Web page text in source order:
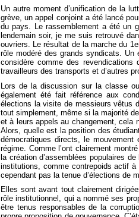
Un autre moment d’unification de la
grève, un appel conjoint a été lancé
du pays. Le rassemblement a été un
lendemain soir, je me suis retrouvé
ouvriers. Le résultat de la marche du
rôle modéré des grands syndicats. Un
considère comme des
travailleurs des transports et d’autres
Lors de la discussion sur la classe
également été fait référence aux
élections la visite de messieurs vêtus
tout simplement, même si la majorité
et à leurs appels au changement, cela
Alors, quelle est la position des
démocratiques directs, le mouvement
régime. Comme l’ont clairement
la création d’assemblées populaires
institutions, comme contrepoids actif
cependant pas la tenue d’élections de
Elles sont avant tout clairement
rôle institutionnel, qui a nommé ses
être tenus responsables de la